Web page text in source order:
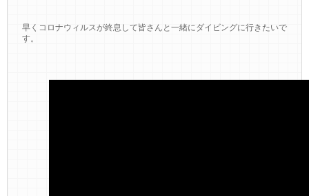
早くコロナウィルスが終息して皆さんと一緒にダイビングに行きたいで
す。